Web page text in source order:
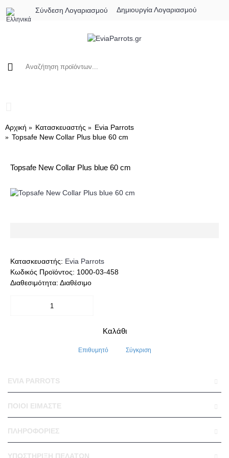
Σύνδεση Λογαριασμού Δημιουργία Λογαριασμού
Αρχική Κατασκευαστής
Evia Parrots
Topsafe New Collar Plus blue 60 cm
Topsafe New Collar Plus blue 60 cm
Κατασκευαστής: Evia Parrots
Κωδικός Προϊόντος: 1000-03-458
Διαθεσιμότητα: Διαθέσιμο
Καλάθι
Επιθυμητό Σύγκριση
EVIA PARROTS
ΠΟΙΟΊ ΕΊΜΑΣΤΕ
ΠΛΗΡΟΦΟΡΊΕΣ
ΥΠΟΣΤΉΡΙΞΗ ΠΕΛΑΤΏΝ